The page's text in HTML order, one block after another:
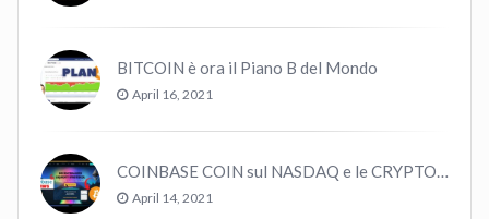
BITCOIN è ora il Piano B del Mondo
April 16, 2021
COINBASE COIN sul NASDAQ e le CRYPTO volano!
April 14, 2021